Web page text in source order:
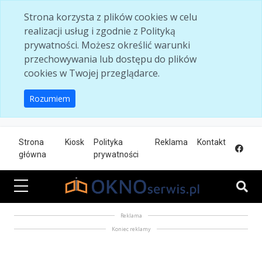
Strona korzysta z plików cookies w celu
realizacji usług i zgodnie z Polityką
prywatności. Możesz określić warunki
przechowywania lub dostępu do plików
cookies w Twojej przeglądarce.
Rozumiem
Strona
główna
Kiosk
Polityka
prywatności
Reklama Kontakt
Reklama
Koniec reklamy